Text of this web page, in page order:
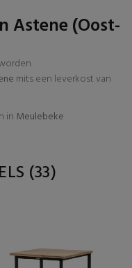
Astene (Oost-
mits een leverkost van
in Meulebeke
(33)